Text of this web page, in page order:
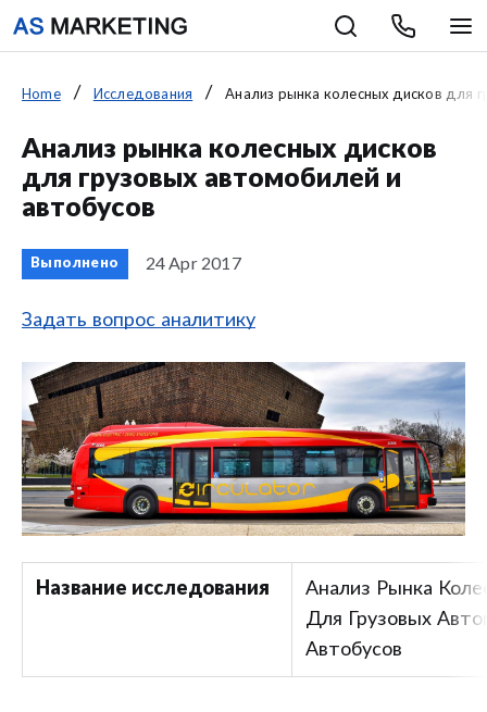
Home Исследования Анализ рынка колесных дисков для
Анализ рынка колесных дисков
для грузовых автомобилей и
автобусов
Выполнено 24 Apr 2017
Задать вопрос аналитику
Название исследования
Анализ Рынка
Для Грузовых
Автобусов